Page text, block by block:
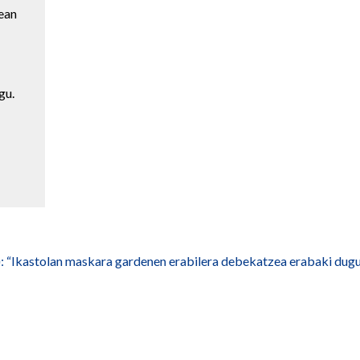
maskara gardenen erabilera debekatzea erabaki